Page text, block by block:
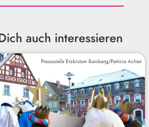
auch interessieren
Pressestelle Erzbistum Bamberg/Patricia Achter